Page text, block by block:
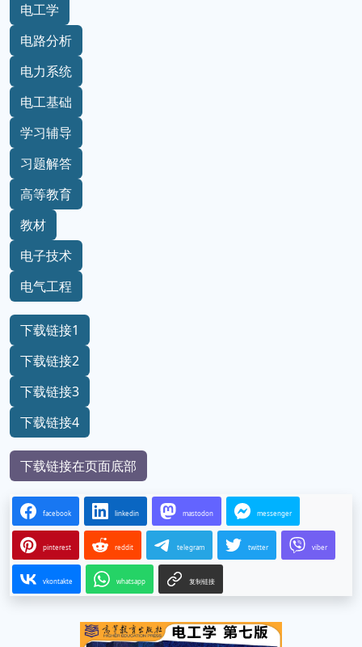
电工学
电路分析
电力系统
电工基础
学习辅导
习题解答
高等教育
教材
电子技术
电气工程
下载链接1
下载链接2
下载链接3
下载链接4
下载链接在页面底部
facebook linkedin mastodon messenger
pinterest reddit telegram twitter viber
vkontakte whatsapp 复制链接